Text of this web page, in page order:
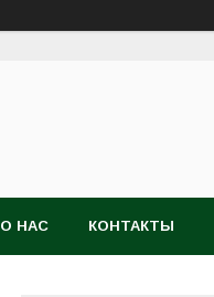
О НАС КОНТАКТЫ